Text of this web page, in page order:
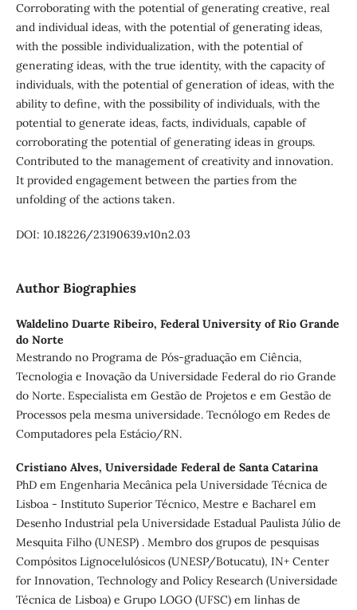
Corroborating with the potential of generating creative, real
and individual ideas, with the potential of generating ideas,
with the possible individualization, with the potential of
generating ideas, with the true identity, with the capacity of
individuals, with the potential of generation of ideas, with the
ability to define, with the possibility of individuals, with the
potential to generate ideas, facts, individuals, capable of
corroborating the potential of generating ideas in groups.
Contributed to the management of creativity and innovation.
It provided engagement between the parties from the
unfolding of the actions taken.
DOI: 10.18226/23190639.v10n2.03
Author Biographies
Waldelino Duarte Ribeiro, Federal University of Rio Grande
do Norte
Mestrando no Programa de Pós-graduação em Ciência,
Tecnologia e Inovação da Universidade Federal do rio Grande
do Norte. Especialista em Gestão de Projetos e em Gestão de
Processos pela mesma universidade. Tecnólogo em Redes de
Computadores pela Estácio/RN.
Cristiano Alves, Universidade Federal de Santa Catarina
PhD em Engenharia Mecânica pela Universidade Técnica de
Lisboa - Instituto Superior Técnico, Mestre e Bacharel em
Desenho Industrial pela Universidade Estadual Paulista Júlio de
Mesquita Filho (UNESP) . Membro dos grupos de pesquisas
Compósitos Lignocelulósicos (UNESP/Botucatu), IN+ Center
for Innovation, Technology and Policy Research (Universidade
Técnica de Lisboa) e Grupo LOGO (UFSC) em linhas de